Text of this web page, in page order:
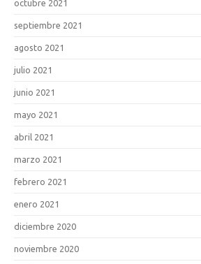
octubre 2021
septiembre 2021
agosto 2021
julio 2021
junio 2021
mayo 2021
abril 2021
marzo 2021
febrero 2021
enero 2021
diciembre 2020
noviembre 2020